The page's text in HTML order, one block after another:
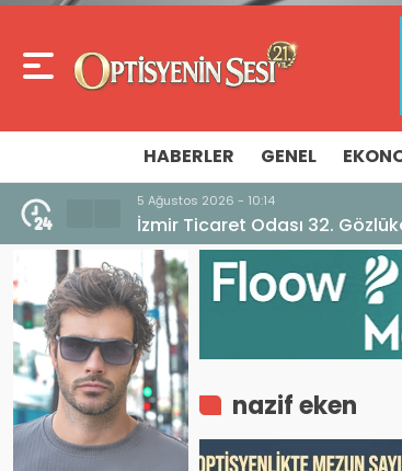
HABERLER GENEL
5 Ağustos 2026 - 10:14
İzmir Ticaret Odası 32.
nazif eken